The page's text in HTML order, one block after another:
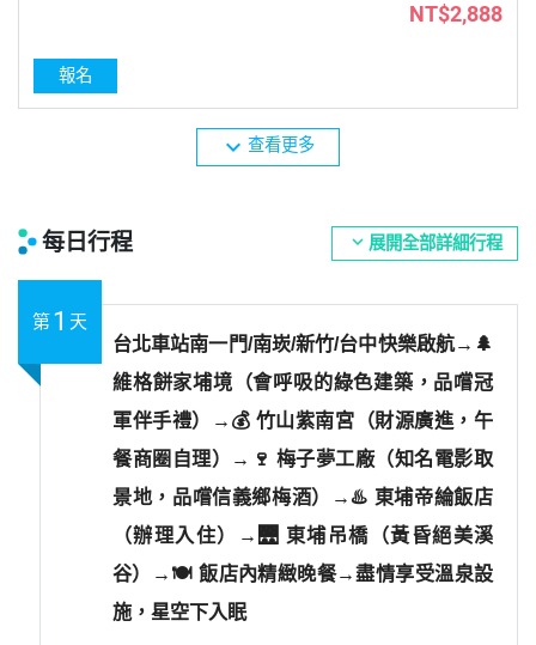
NT$2,888
報名
expand_more 查看更多
每日行程 expand_more 展開全部詳細行程
第 1 天
台北車站南一門/南崁/新竹/台中快樂啟航→🌲
維格餅家埔境（會呼吸的綠色建築，品嚐冠
軍伴手禮）→💰 竹山紫南宮（財源廣進，午
餐商圈自理）→🍷 梅子夢工廠（知名電影取
景地，品嚐信義鄉梅酒）→♨️ 東埔帝綸飯店
（辦理入住）→🌉 東埔吊橋（黃昏絕美溪
谷）→🍽️ 飯店內精緻晚餐→盡情享受溫泉設
施，星空下入眠